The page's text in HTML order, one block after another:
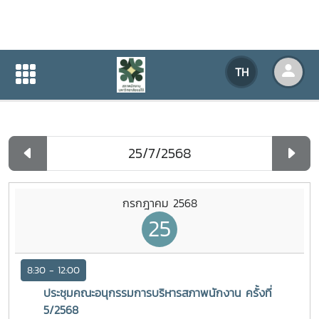
TH
ปฏิทินกิจกรรมของหน่วยงาน
ปฏิทินกิจกรรมของหน่วยงาน
กรกฎาคม 2568
25
8:30 - 12:00
ประชุมคณะอนุกรรมการบริหารสภาพนักงาน ครั้งที่
5/2568